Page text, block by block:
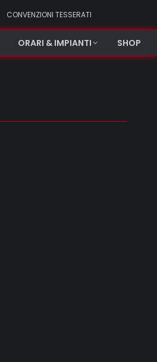
CONVENZIONI TESSERATI
ORARI & IMPIANTI SHOP